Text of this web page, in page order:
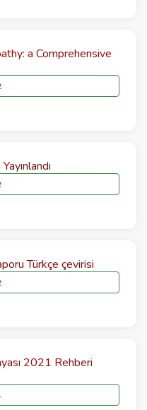
a Comprehensive
Türkçe çevirisi
2021 Rehberi